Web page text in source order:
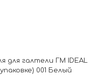
для галтели ГМ IDEAL
001 Белый